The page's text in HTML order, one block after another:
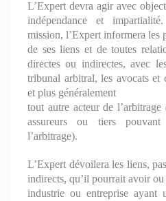
L’Expert devra agir avec
indépendance et
mission, l’Expert informera les
de ses liens et de toutes
directes ou indirectes, avec
tribunal arbitral, les avocats et
et plus généralement
tout autre acteur de
assureurs ou tiers
l’arbitrage).
L’Expert dévoilera les liens,
indirects, qu’il pourrait avoir
industrie ou entreprise ayant